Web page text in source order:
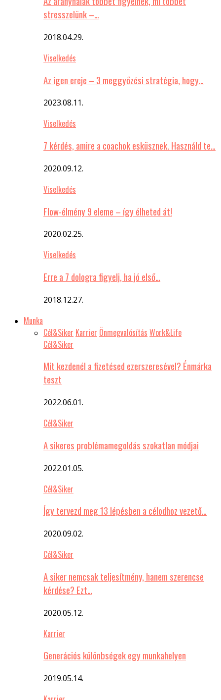
stresszelünk –…
2018.04.29.
Viselkedés
Az igen ereje – 3 meggyőzési stratégia, hogy…
2023.08.11.
Viselkedés
7 kérdés, amire a coachok esküsznek. Használd te…
2020.09.12.
Viselkedés
Flow-élmény 9 eleme – így élheted át!
2020.02.25.
Viselkedés
Erre a 7 dologra figyelj, ha jó első…
2018.12.27.
Munka
Cél&Siker Karrier Önmegvalósítás Work&Life
Cél&Siker
Mit kezdenél a fizetésed ezerszeresével? Énmárka
teszt
2022.06.01.
Cél&Siker
A sikeres problémamegoldás szokatlan módjai
2022.01.05.
Cél&Siker
Így tervezd meg 13 lépésben a célodhoz vezető…
2020.09.02.
Cél&Siker
A siker nemcsak teljesítmény, hanem szerencse
kérdése? Ezt…
2020.05.12.
Karrier
Generációs különbségek egy munkahelyen
2019.05.14.